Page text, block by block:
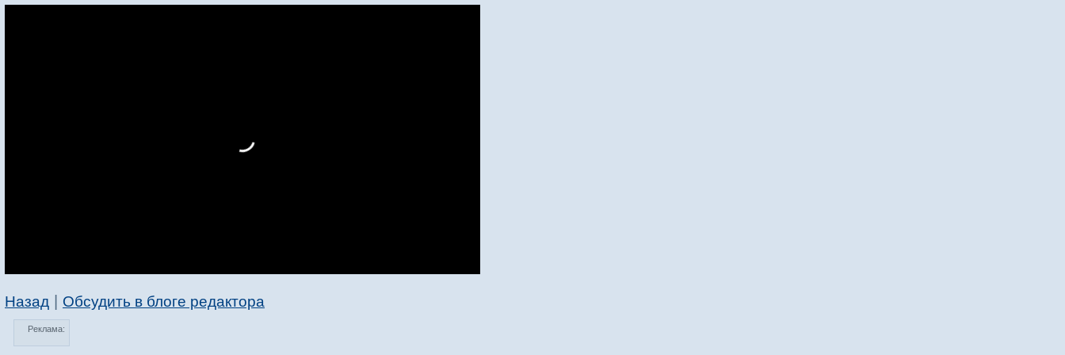
Назад Обсудить в блоге редактора
Реклама: